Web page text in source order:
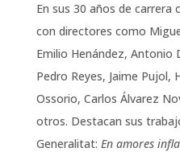
En sus 30 años de
con directores como
Emilio Henández, Antonio
Pedro Reyes, Jaime Pujol,
Ossorio, Carlos Álvarez
otros. Destacan sus
Generalitat: En amores